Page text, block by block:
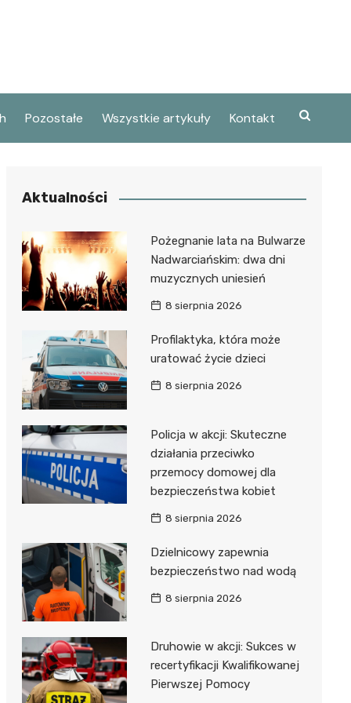
Pozostałe Wszystkie artykuły Kontakt
Aktualności
Pożegnanie lata na Bulwarze
Nadwarciańskim: dwa dni
muzycznych uniesień
8 sierpnia 2026
Profilaktyka, która może
uratować życie dzieci
8 sierpnia 2026
Policja w akcji: Skuteczne
działania przeciwko
przemocy domowej dla
bezpieczeństwa kobiet
8 sierpnia 2026
Dzielnicowy zapewnia
bezpieczeństwo nad wodą
8 sierpnia 2026
Druhowie w akcji: Sukces w
recertyfikacji Kwalifikowanej
Pierwszej Pomocy